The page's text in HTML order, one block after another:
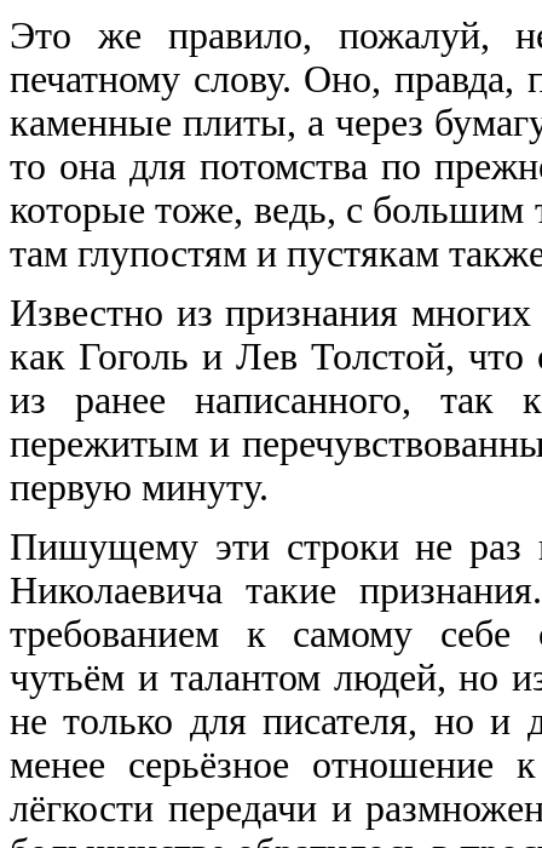
Это же правило, пожалуй,
печатному слову. Оно, правда,
каменные плиты, а через
то она для потомства по
которые тоже, ведь, с большим
там глупостям и пустякам
Известно из признания
как Гоголь и Лев Толстой,
из ранее написанного, так
пережитым и
первую минуту.
Пишущему эти строки не раз
Николаевича такие
требованием к самому себе
чутьём и талантом людей, но
не только для писателя, но и
менее серьёзное отношение
лёгкости передачи и